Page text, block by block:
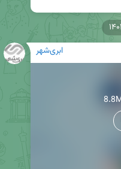
ابری‌شهر